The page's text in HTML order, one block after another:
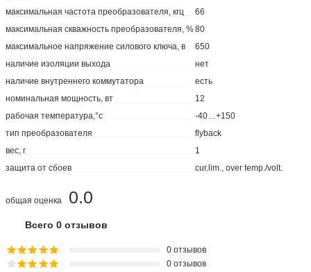
максимальная частота преобразователя, кгц
66
максимальная скважность преобразователя, %80
максимальное напряжение силового ключа, в
650
наличие изоляции выхода
нет
наличие внутреннего коммутатора
есть
номинальная мощность, вт
12
рабочая температура,°с
-40…+150
тип преобразователя
flyback
вес, г
1
защита от сбоев
cur.lim., over temp./volt.
0.0
общая оценка
Всего 0 отзывов
0 отзывов
0 отзывов